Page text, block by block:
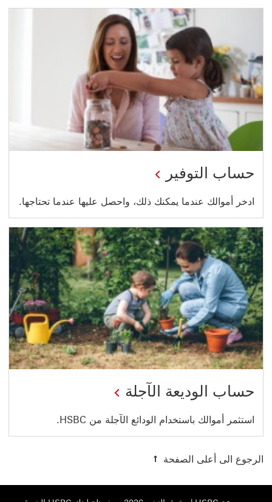
حساب التوفير
ادخر أموالك عندما يمكنك ذلك، واحصل عليها عندما تحتاجها.
حساب الوديعة الآجلة
استثمر أموالك باستخدام الودائع الآجلة من HSBC.
الرجوع الى أعلى الصفحة